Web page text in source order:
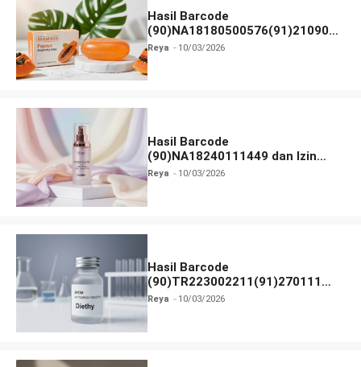
Hasil Barcode
(90)NA18180500576(91)210906
dan Izin BPOM
Reya 10/03/2026
Hasil Barcode
(90)NA18240111449 dan Izin
BPOM
Reya 10/03/2026
Hasil Barcode
(90)TR223002211(91)270111
dan Izin BPOM
Reya 10/03/2026